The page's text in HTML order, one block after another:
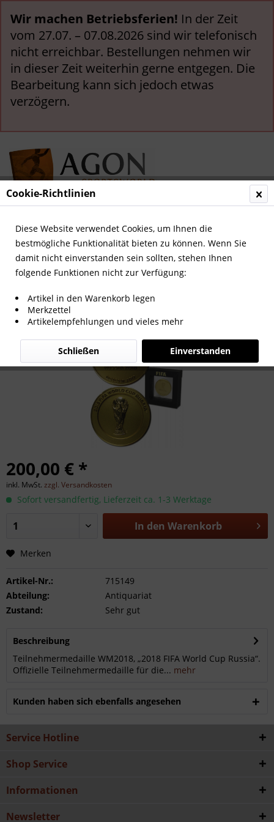
Wir machen Betriebsferien! In der Zeit
vom 27.07. – 07.08.2026 sind wir telefonisch
nicht erreichbar. Bestellungen nehmen wir
in dieser Zeit weiterhin gerne entgegen. Die
Bearbeitung kann sich jedoch etwas
verzögern.
Menü
Übersicht WM und EM ab 2016
Teilnehmermedaille WM2018
200,00 € *
inkl. MwSt. zzgl. Versandkosten
Sofort versandfertig, Lieferzeit ca. 1-3 Werktage
In den Warenkorb
Merken
Artikel-Nr.:
715149
Abteilung:
Antiquariat
Zustand:
Sehr gut
Beschreibung
Teilnehmermedaille WM2018, „2018 FIFA World Cup Russia“.
Offizielle Teilnehmermedaille für die... mehr
Kunden haben sich ebenfalls angesehen
Service Hotline
Shop Service
Informationen
Newsletter
Cookie-Richtlinien
Diese Website verwendet Cookies, um Ihnen die
bestmögliche Funktionalität bieten zu können. Wenn Sie
damit nicht einverstanden sein sollten, stehen Ihnen
folgende Funktionen nicht zur Verfügung:
Artikel in den Warenkorb legen
Merkzettel
Artikelempfehlungen und vieles mehr
Einverstanden
Schließen